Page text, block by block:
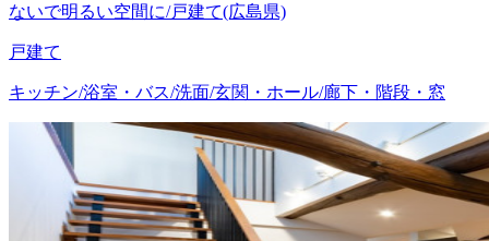
ないで明るい空間に/戸建て(広島県)
戸建て
キッチン/浴室・バス/洗面/玄関・ホール/廊下・階段・窓